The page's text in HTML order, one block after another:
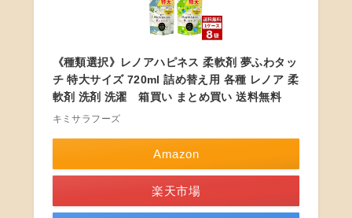
《種類選択》レノアハピネス 柔軟剤 夢ふわタッ
チ 特大サイズ 720ml 詰め替え用 各種 レノア 柔
軟剤 洗剤 洗濯 箱買い まとめ買い 送料無料
キミサラフーズ
Amazon
楽天市場